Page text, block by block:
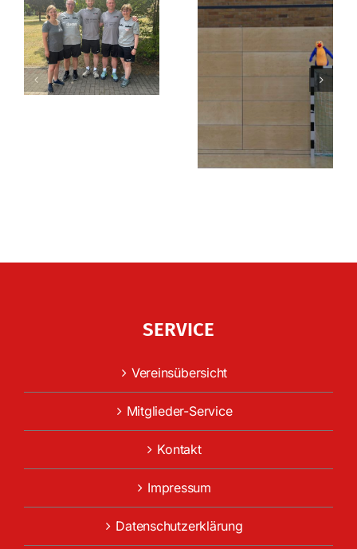
SERVICE
Vereinsübersicht
Mitglieder-Service
Kontakt
Impressum
Datenschutzerklärung